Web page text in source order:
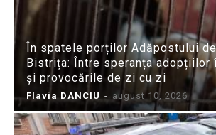
În spatele porților Adăpostului
Bistrița: Între speranța adopțiilor
și provocările de zi cu zi
Flavia DANCIU - august 10, 2026